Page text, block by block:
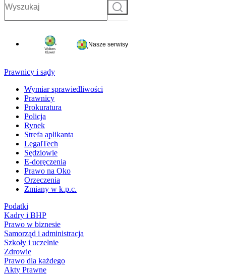
Szukaj
Nasze serwisy
Prawnicy i sądy
Wymiar sprawiedliwości
Prawnicy
Prokuratura
Policja
Rynek
Strefa aplikanta
LegalTech
Sędziowie
E-doręczenia
Prawo na Oko
Orzeczenia
Zmiany w k.p.c.
Podatki
Kadry i BHP
Prawo w biznesie
Samorząd i administracja
Szkoły i uczelnie
Zdrowie
Prawo dla każdego
Akty Prawne